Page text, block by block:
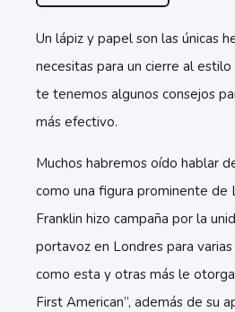
Un lápiz y papel son las únicas
necesitas para un cierre al
te tenemos algunos consejos
más efectivo.
Muchos habremos oído hablar
como una figura prominente de
Franklin hizo campaña por la
portavoz en Londres para
como esta y otras más le
First American”, además de su